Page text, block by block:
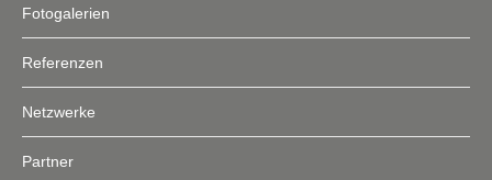
Fotogalerien
Referenzen
Netzwerke
Partner